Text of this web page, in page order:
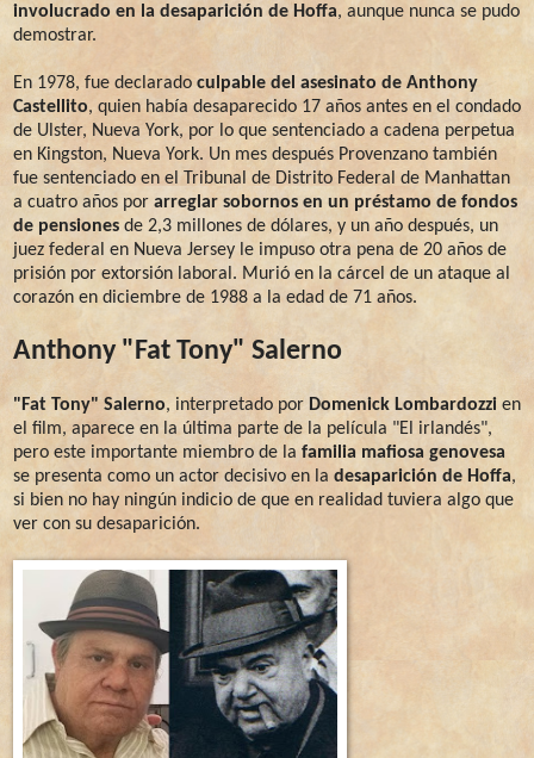
involucrado en la desaparición de Hoffa, aunque nunca se pudo
demostrar.
En 1978, fue declarado culpable del asesinato de Anthony
Castellito, quien había desaparecido 17 años antes en el condado
de Ulster, Nueva York, por lo que sentenciado a cadena perpetua
en Kingston, Nueva York. Un mes después Provenzano también
fue sentenciado en el Tribunal de Distrito Federal de Manhattan
a cuatro años por arreglar sobornos en un préstamo de fondos
de pensiones de 2,3 millones de dólares, y un año después, un
juez federal en Nueva Jersey le impuso otra pena de 20 años de
prisión por extorsión laboral. Murió en la cárcel de un ataque al
corazón en diciembre de 1988 a la edad de 71 años.
Anthony "Fat Tony" Salerno
"Fat Tony" Salerno, interpretado por Domenick Lombardozzi en
el film, aparece en la última parte de la película "El irlandés",
pero este importante miembro de la familia mafiosa genovesa
se presenta como un actor decisivo en la desaparición de Hoffa,
si bien no hay ningún indicio de que en realidad tuviera algo que
ver con su desaparición.